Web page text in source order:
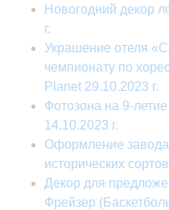
Новогодний декор
г.
Украшение отеля
чемпионату по
Planet 29.10.2023 г.
Фотозона на 9-
14.10.2023 г.
Оформление
исторических
Декор для
Фрейзер